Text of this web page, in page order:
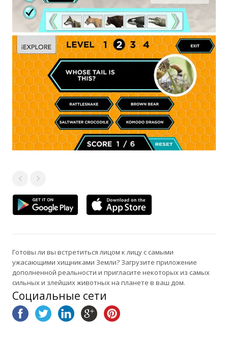
Готовы ли вы встретиться лицом к лицу с самыми
ужасающими хищниками Земли? Загрузите приложение
дополненной реальности и пригласите некоторых из самых
сильных и злейших животных на планете в ваш дом.
Социальные сети